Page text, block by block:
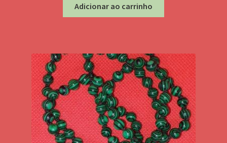
Adicionar ao carrinho